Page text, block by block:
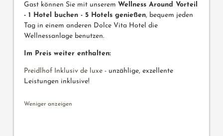
Gast können Sie mit unserem Wellness Around Vorteil
- 1 Hotel buchen - 5 Hotels genießen, bequem jeden
Tag in einem anderen Dolce Vita Hotel die
Wellnessanlage benutzen.
Im Preis weiter enthalten:
Preidlhof Inklusiv de luxe - unzählige, exzellente
Leistungen inklusive!
Weniger anzeigen